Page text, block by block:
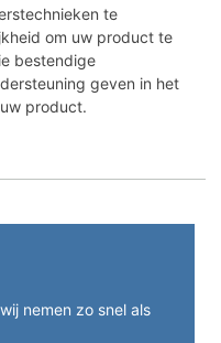
te
om uw product te
bestendige
geven in het
product.
nemen zo snel als